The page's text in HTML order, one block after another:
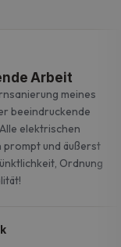
Arbeit
meines
beeindruckende
elektrischen
und äußerst
Ordnung